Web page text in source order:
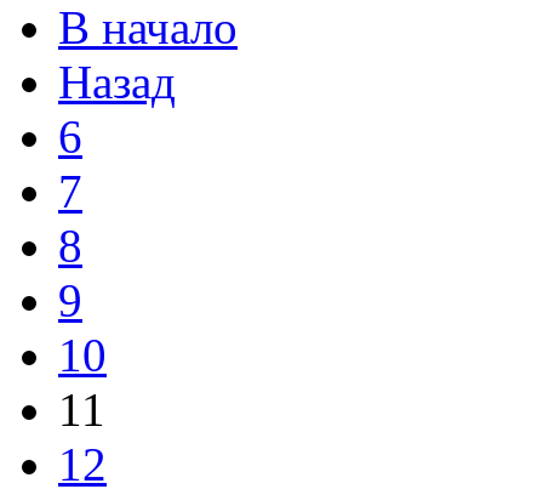
В начало
Назад
6
7
8
9
10
11
12